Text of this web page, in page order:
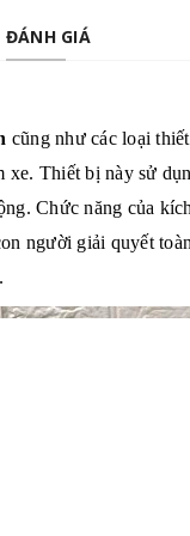
ĐÁNH GIÁ
cũng như các loại
xe. Thiết bị này sử
Chức năng của
người giải quyết